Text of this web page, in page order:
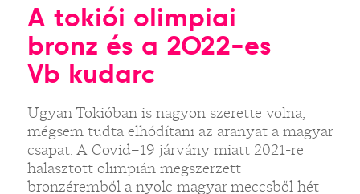
A tokiói olimpiai
bronz és a 2022-es
Vb kudarc
Ugyan Tokióban is nagyon szerette volna,
mégsem tudta elhódítani az aranyat a magyar
csapat. A Covid–19 járvány miatt 2021-re
halasztott olimpián megszerzett
bronzéremből a nyolc magyar meccsből hét